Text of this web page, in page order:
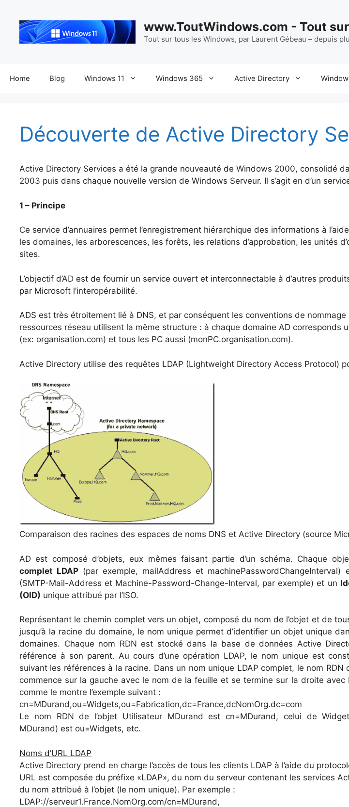
contenu
www.ToutWindows.com - Tout
Tout sur tous les Windows, par Laurent Gébeau – depuis
Home Blog Windows 11 Windows 365 Active Directory
Découverte de Active Directory
Active Directory Services a été la grande nouveauté de Windows 2000, consolidé
2003 puis dans chaque nouvelle version de Windows Serveur. Il s’agit en d’un
1 – Principe
Ce service d’annuaires permet l’enregistrement hiérarchique des informations à
les domaines, les arborescences, les forêts, les relations d’approbation, les unités
sites.
L’objectif d’AD est de fournir un service ouvert et interconnectable à d’autres
par Microsoft l’interopérabilité.
ADS est très étroitement lié à DNS, et par conséquent les conventions de nommage
ressources réseau utilisent la même structure : à chaque domaine AD corresponds
(ex: organisation.com) et tous les PC aussi (monPC.organisation.com).
Active Directory utilise des requêtes LDAP (Lightweight Directory Access Protocol)
Comparaison des racines des espaces de noms DNS et Active Directory (source
AD est composé d’objets, eux mêmes faisant partie d’un schéma. Chaque
complet LDAP (par exemple, mailAddress et machinePasswordChangeInterval)
(SMTP-Mail-Address et Machine-Password-Change-Interval, par exemple) et un
(OID) unique attribué par l’ISO.
Représentant le chemin complet vers un objet, composé du nom de l’objet et de
jusqu’à la racine du domaine, le nom unique permet d’identifier un objet unique
domaines. Chaque nom RDN est stocké dans la base de données Active
référence à son parent. Au cours d’une opération LDAP, le nom unique est
suivant les références à la racine. Dans un nom unique LDAP complet, le nom RDN
commence sur la gauche avec le nom de la feuille et se termine sur la droite avec
comme le montre l’exemple suivant :
cn=MDurand,ou=Widgets,ou=Fabrication,dc=France,dcNomOrg.dc=com
Le nom RDN de l’objet Utilisateur MDurand est cn=MDurand, celui de
MDurand) est ou=Widgets, etc.
Noms d’URL LDAP
Active Directory prend en charge l’accès de tous les clients LDAP à l’aide du
URL est composée du préfixe «LDAP», du nom du serveur contenant les services
du nom attribué à l’objet (le nom unique). Par exemple :
LDAP://serveur1.France.NomOrg.com/cn=MDurand,